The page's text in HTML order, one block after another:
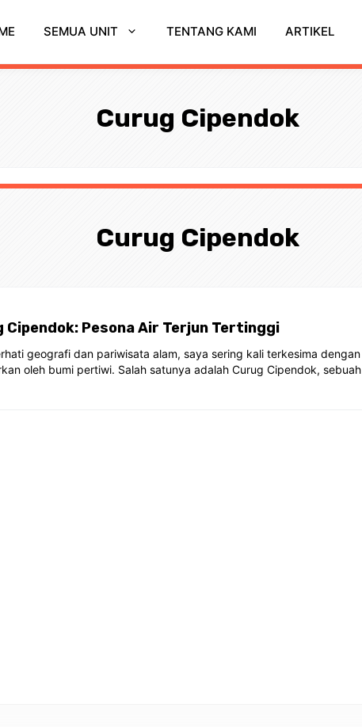
SEMUA UNIT TENTANG KAMI ARTIKEL
Curug Cipendok
Curug Cipendok
Cipendok: Pesona Air Terjun Tertinggi
geografi dan pariwisata alam, saya sering kali terkesima dengan
oleh bumi pertiwi. Salah satunya adalah Curug Cipendok, sebuah